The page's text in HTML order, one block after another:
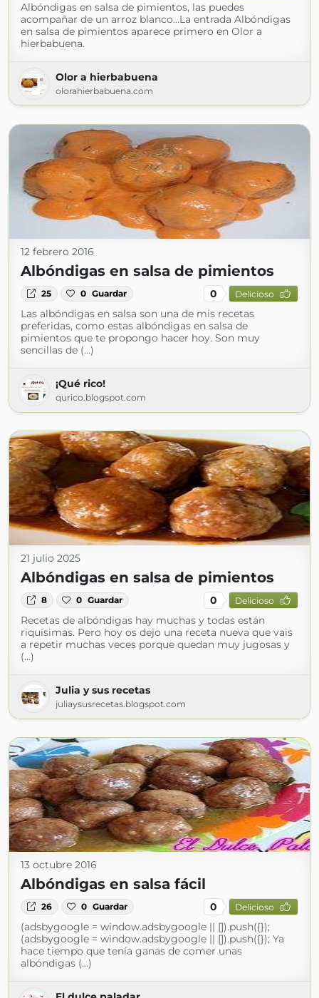
Albóndigas en salsa de pimientos, las puedes
acompañar de un arroz blanco…La entrada Albóndigas
en salsa de pimientos aparece primero en Olor a
hierbabuena.
Olor a hierbabuena
olorahierbabuena.com
12 febrero 2016
Albóndigas en salsa de pimientos
25 0 Guardar 0 Delicioso
Las albóndigas en salsa son una de mis recetas
preferidas, como estas albóndigas en salsa de
pimientos que te propongo hacer hoy. Son muy
sencillas de (...)
¡Qué rico!
qurico.blogspot.com
21 julio 2025
Albóndigas en salsa de pimientos
8 0 Guardar 0 Delicioso
Recetas de albóndigas hay muchas y todas están
riquísimas. Pero hoy os dejo una receta nueva que vais
a repetir muchas veces porque quedan muy jugosas y
(...)
Julia y sus recetas
juliaysusrecetas.blogspot.com
13 octubre 2016
Albóndigas en salsa fácil
26 0 Guardar 0 Delicioso
(adsbygoogle = window.adsbygoogle || []).push({});
(adsbygoogle = window.adsbygoogle || []).push({}); Ya
hace tiempo que tenía ganas de comer unas
albóndigas (...)